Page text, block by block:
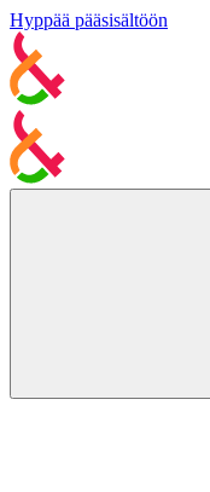
Hyppää pääsisältöön